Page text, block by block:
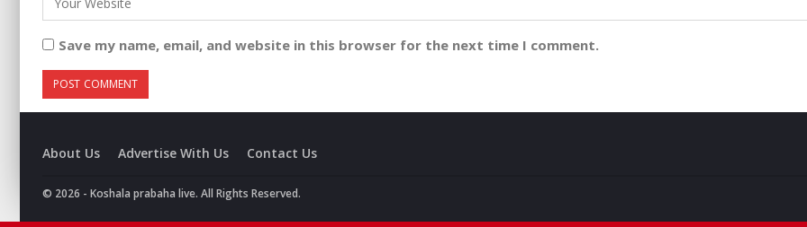
Save my name, email, and website in this browser for the next time I comment.
About Us Advertise With Us Contact Us
© 2026 - Koshala prabaha live. All Rights Reserved.